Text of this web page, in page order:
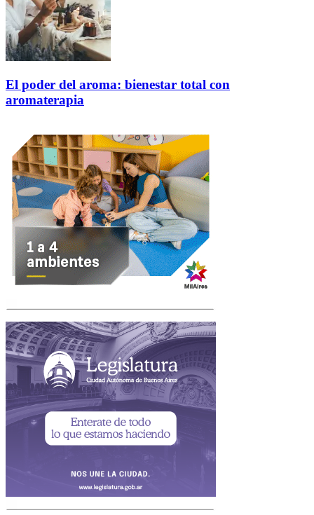
El poder del aroma: bienestar total con
aromaterapia